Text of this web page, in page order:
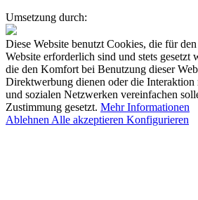
Umsetzung durch:
Diese Website benutzt Cookies, die für
Website erforderlich sind und stets gesetzt
die den Komfort bei Benutzung dieser
Direktwerbung dienen oder die Interaktion
und sozialen Netzwerken vereinfachen
Zustimmung gesetzt. Mehr Informationen
Ablehnen Alle akzeptieren Konfigurieren